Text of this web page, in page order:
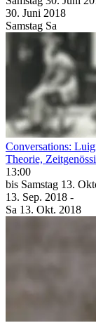
30. Juni 2018
Samstag Sa
Conversations:
Theorie,
13:00
bis Samstag 13.
13. Sep. 2018 -
Sa 13. Okt. 2018